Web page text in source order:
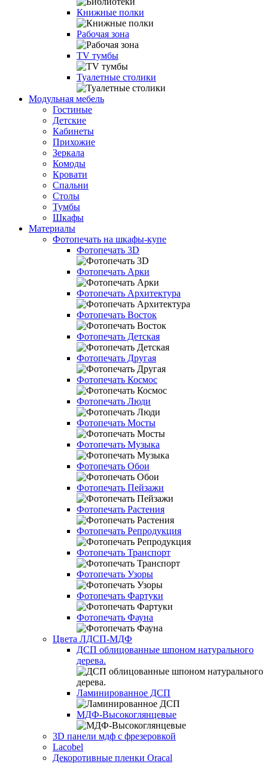
Книжные полки
Рабочая зона
TV тумбы
Туалетные столики
Модульная мебель
Гостиные
Детские
Кабинеты
Прихожие
Зеркала
Комоды
Кровати
Спальни
Столы
Тумбы
Шкафы
Материалы
Фотопечать на шкафы-купе
Фотопечать 3D
Фотопечать Арки
Фотопечать Архитектура
Фотопечать Восток
Фотопечать Детская
Фотопечать Другая
Фотопечать Космос
Фотопечать Люди
Фотопечать Мосты
Фотопечать Музыка
Фотопечать Обои
Фотопечать Пейзажи
Фотопечать Растения
Фотопечать Репродукция
Фотопечать Транспорт
Фотопечать Узоры
Фотопечать Фартуки
Фотопечать Фауна
Цвета ЛДСП-МДФ
ДСП облицованные шпоном натурального
дерева.
Ламинированное ДСП
МДФ-Высокоглянцевые
3D панели мдф с фрезеровкой
Lacobel
Декоротивные пленки Oracal